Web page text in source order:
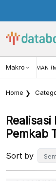
MakroWISMAN
Home
Pemkab
Sort by